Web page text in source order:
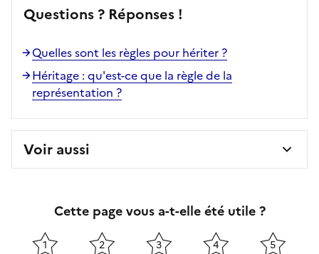
Questions ? Réponses !
Quelles sont les règles pour hériter ?
Héritage : qu'est-ce que la règle de la
représentation ?
Voir aussi
Cette page vous a-t-elle été utile ?
1 2 3 4 5